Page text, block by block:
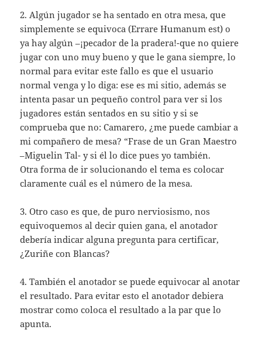
2. Algún jugador se ha sentado en otra mesa, que
simplemente se equivoca (Errare Humanum est) o
ya hay algún –¡pecador de la pradera!-que no quiere
jugar con uno muy bueno y que le gana siempre, lo
normal para evitar este fallo es que el usuario
normal venga y lo diga: ese es mi sitio, además se
intenta pasar un pequeño control para ver si los
jugadores están sentados en su sitio y si se
comprueba que no: Camarero, ¿me puede cambiar a
mi compañero de mesa? “Frase de un Gran Maestro
–Miguelin Tal- y si él lo dice pues yo también.
Otra forma de ir solucionando el tema es colocar
claramente cuál es el número de la mesa.
3. Otro caso es que, de puro nerviosismo, nos
equivoquemos al decir quien gana, el anotador
debería indicar alguna pregunta para certificar,
¿Zuriñe con Blancas?
4. También el anotador se puede equivocar al anotar
el resultado. Para evitar esto el anotador debiera
mostrar como coloca el resultado a la par que lo
apunta.